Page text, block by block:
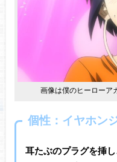
画像は僕のヒーローア
個性：イヤホン
耳たぶのプラグを挿